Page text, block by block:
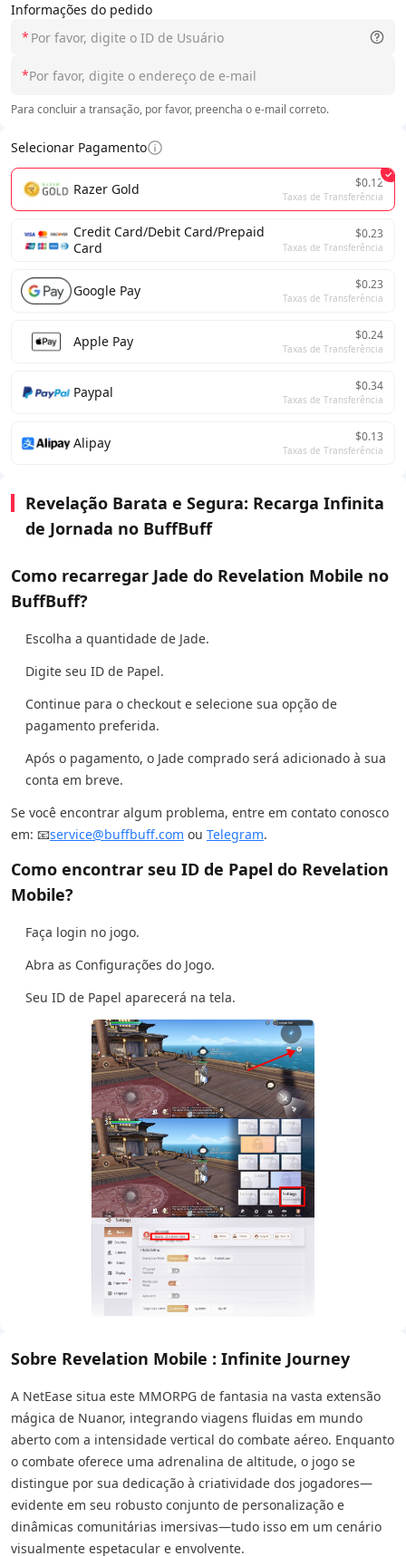
Informações do pedido
*
*
Para concluir a transação, por favor, preencha o e-mail correto.
Selecionar Pagamento
Razer Gold $0.12
Taxas de Transferência
Credit Card/Debit Card/Prepaid
Card
$0.23
Taxas de Transferência
Google Pay $0.23
Taxas de Transferência
Apple Pay $0.24
Taxas de Transferência
Paypal $0.34
Taxas de Transferência
Alipay $0.13
Taxas de Transferência
Revelação Barata e Segura: Recarga Infinita
de Jornada no BuffBuff
Como recarregar Jade do Revelation Mobile no
BuffBuff?
Escolha a quantidade de Jade.
Digite seu ID de Papel.
Continue para o checkout e selecione sua opção de
pagamento preferida.
Após o pagamento, o Jade comprado será adicionado à sua
conta em breve.
Se você encontrar algum problema, entre em contato conosco
em: 📧service@buffbuff.com ou Telegram.
Como encontrar seu ID de Papel do Revelation
Mobile?
Faça login no jogo.
Abra as Configurações do Jogo.
Seu ID de Papel aparecerá na tela.
Sobre Revelation Mobile : Infinite Journey
A NetEase situa este MMORPG de fantasia na vasta extensão
mágica de Nuanor, integrando viagens fluidas em mundo
aberto com a intensidade vertical do combate aéreo. Enquanto
o combate oferece uma adrenalina de altitude, o jogo se
distingue por sua dedicação à criatividade dos jogadores—
evidente em seu robusto conjunto de personalização e
dinâmicas comunitárias imersivas—tudo isso em um cenário
visualmente espetacular e envolvente.